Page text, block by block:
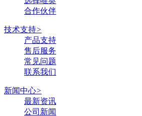
合作伙伴
技术支持>
产品支持
售后服务
常见问题
联系我们
新闻中心>
最新资讯
公司新闻